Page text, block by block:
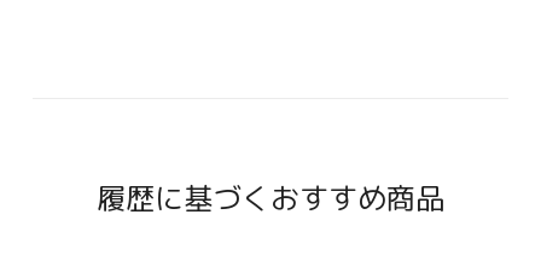
履歴に基づくおすすめ商品